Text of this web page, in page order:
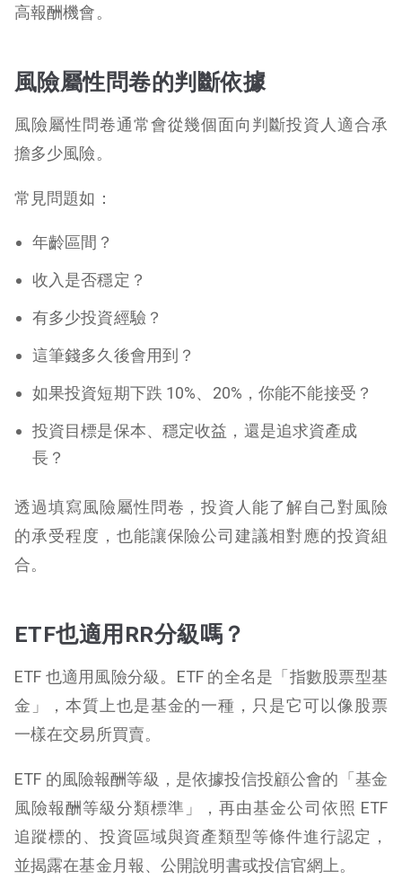
高報酬機會。
風險屬性問卷的判斷依據
風險屬性問卷通常會從幾個面向判斷投資人適合承
擔多少風險。
常見問題如：
年齡區間？
收入是否穩定？
有多少投資經驗？
這筆錢多久後會用到？
如果投資短期下跌 10%、20%，你能不能接受？
投資目標是保本、穩定收益，還是追求資產成
長？
透過填寫風險屬性問卷，投資人能了解自己對風險
的承受程度，也能讓保險公司建議相對應的投資組
合。
ETF也適用RR分級嗎？
ETF 也適用風險分級。 ETF 的全名是「指數股票型基
金」，本質上也是基金的一種，只是它可以像股票
一樣在交易所買賣。
ETF 的風險報酬等級，是依據投信投顧公會的「基金
風險報酬等級分類標準」，再由基金公司依照 ETF
追蹤標的、投資區域與資產類型等條件進行認定，
並揭露在基金月報、公開說明書或投信官網上。